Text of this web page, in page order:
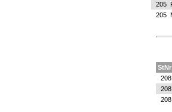
205
205
StNr
208
208
208